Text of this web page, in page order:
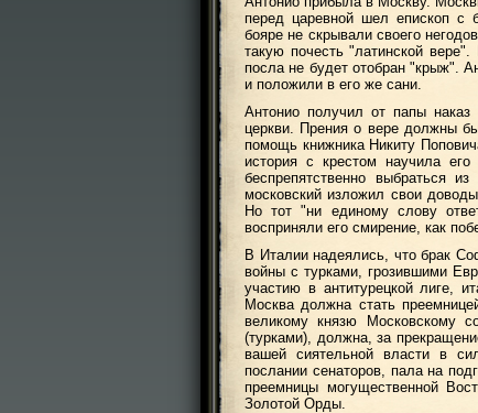
перед царевной шел епископ с
бояре не скрывали своего
такую почесть "латинской
посла не будет отобран "крыж".
и положили в его же сани.
Антонио получил от папы наказ
церкви. Прения о вере должны
помощь книжника Никиту
история с крестом научила
беспрепятственно выбраться
московский изложил свои
Но тот "ни единому слову
восприняли его смирение, как
В Италии надеялись, что брак
войны с турками, грозившими
участию в антитурецкой лиге,
Москва должна стать
великому князю Московскому
(турками), должна, за
вашей сиятельной власти в
послании сенаторов, пала на
преемницы могущественной
Золотой Орды.